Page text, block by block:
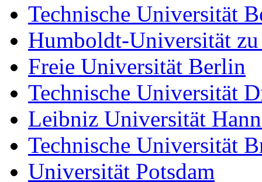
Technische Universität
Humboldt-Universität
Freie Universität Berlin
Technische Universität
Leibniz Universität
Technische Universität
Universität Potsdam